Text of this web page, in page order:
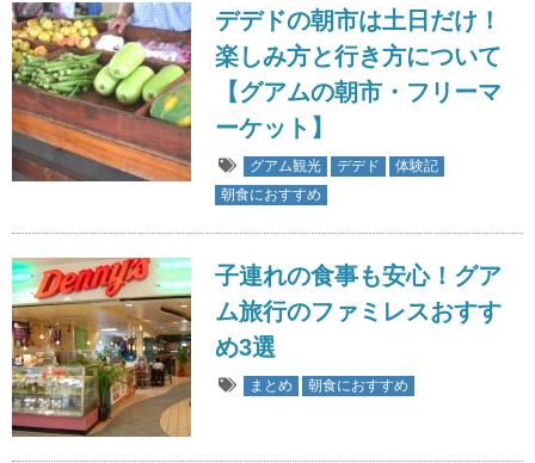
デデドの朝市は土日だけ！
楽しみ方と行き方について
【グアムの朝市・フリーマ
ーケット】
グアム観光 デデド
体験記
朝食におすすめ
子連れの食事も安心！グア
ム旅行のファミレスおすす
め3選
まとめ 朝食におすすめ